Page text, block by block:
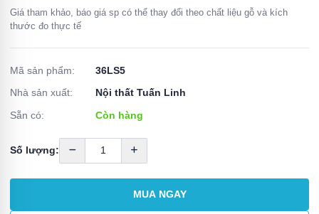
Giá tham khảo, báo giá sp có thể thay đổi theo chất liệu gỗ và kích
thước đo thực tế
Mã sản phẩm:
36LS5
Nhà sản xuất:
Nội thất Tuấn Linh
Sẵn có:
Còn hàng
Số lượng:
MUA NGAY